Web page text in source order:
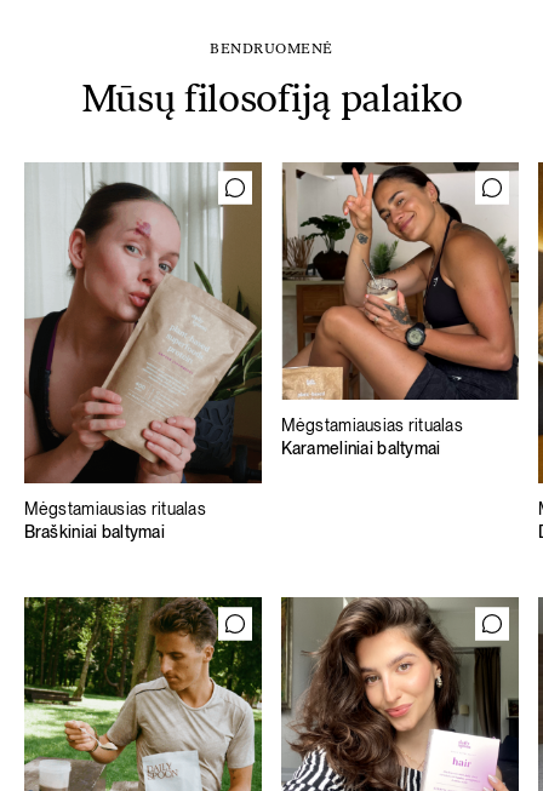
BENDRUOMENĖ
Mūsų filosofiją palaiko
Mėgstamiausias ritualas
Braškiniai baltymai
Mėgstamiausias ritualas
Karameliniai baltymai